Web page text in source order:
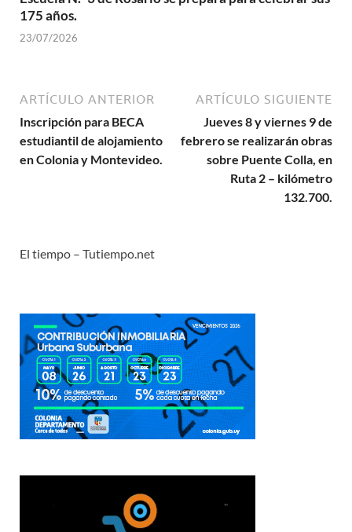
175 años.
23/07/2026
ARTÍCULO ANTERIOR
Inscripción para BECA
estudiantil de alojamiento
en Colonia y Montevideo.
ARTÍCULO SIGUIENTE
Jueves 8 y viernes 9 de
febrero se realizarán obras
sobre Puente Colla, en
Ruta 2 – kilómetro
132.700.
El tiempo – Tutiempo.net